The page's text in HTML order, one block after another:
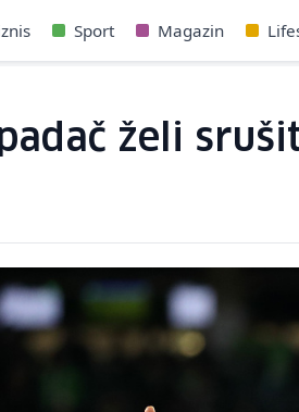
Sport Magazin
želi